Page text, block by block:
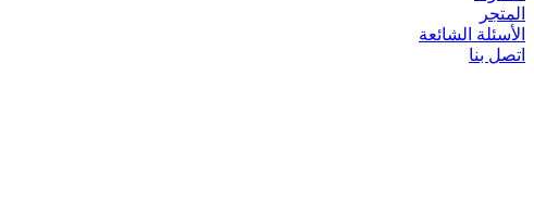
المتجر
الأسئلة الشائعة
اتصل بنا